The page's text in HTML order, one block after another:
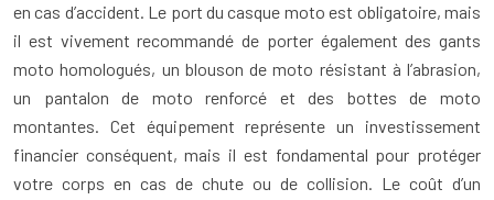
en cas d’accident. Le port du casque moto est obligatoire, mais
il est vivement recommandé de porter également des gants
moto homologués, un blouson de moto résistant à l’abrasion,
un pantalon de moto renforcé et des bottes de moto
montantes. Cet équipement représente un investissement
financier conséquent, mais il est fondamental pour protéger
votre corps en cas de chute ou de collision. Le coût d’un